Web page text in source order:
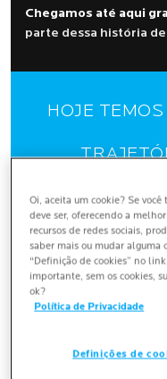
Oi, aceita um cookie? Se
deve ser, oferecendo a
recursos de redes sociais,
saber mais ou mudar alguma
“Definição de cookies” no
importante, sem os cookies,
ok?
Política de Privacidade
Definições de